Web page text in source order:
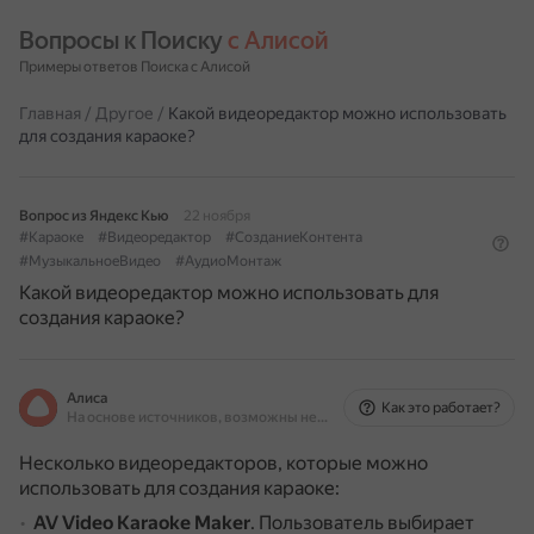
Вопросы к Поиску с Алисой
Примеры ответов Поиска с Алисой
Главная / Другое / Какой видеоредактор можно использовать
для создания караоке?
Вопрос из Яндекс Кью
22 ноября
#Караоке
#Видеоредактор
#СозданиеКонтента
#МузыкальноеВидео
#АудиоМонтаж
Какой видеоредактор можно использовать для
создания караоке?
Алиса
На основе источников, возможны неточности
Как это работает?
Несколько видеоредакторов, которые можно
использовать для создания караоке:
AV Video Karaoke Maker. Пользователь выбирает